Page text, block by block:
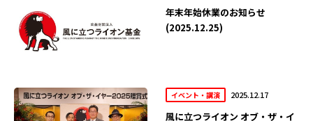
年末年始休業のお知らせ
(2025.12.25)
イベント・講演 2025.12.17
風に立つライオン オブ・ザ・イ